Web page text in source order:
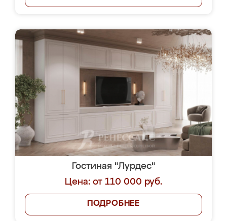
Гостиная "Лурдес"
Цена: от 110 000 руб.
ПОДРОБНЕЕ